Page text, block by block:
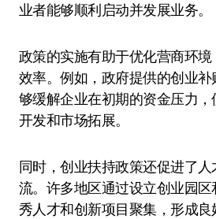
业者能够顺利启动并发展业务。
政策的实施有助于优化营商环
效率。例如，政府提供的创业
够缓解企业在初期的资金压力
开发和市场拓展。
同时，创业扶持政策还促进了
流。许多地区通过设立创业园
秀人才和创新项目聚集，形成良